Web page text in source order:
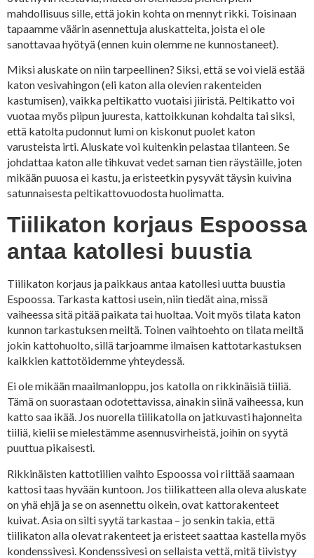
mahdollisuus sille, että jokin kohta on mennyt rikki. Toisinaan
tapaamme väärin asennettuja aluskatteita, joista ei ole
sanottavaa hyötyä (ennen kuin olemme ne kunnostaneet).
Miksi aluskate on niin tarpeellinen? Siksi, että se voi vielä estää
katon vesivahingon (eli katon alla olevien rakenteiden
kastumisen), vaikka peltikatto vuotaisi jiiristä. Peltikatto voi
vuotaa myös piipun juuresta, kattoikkunan kohdalta tai siksi,
että katolta pudonnut lumi on kiskonut puolet katon
varusteista irti. Aluskate voi kuitenkin pelastaa tilanteen. Se
johdattaa katon alle tihkuvat vedet saman tien räystäille, joten
mikään puuosa ei kastu, ja eristeetkin pysyvät täysin kuivina
satunnaisesta peltikattovuodosta huolimatta.
Tiilikaton korjaus Espoossa
antaa katollesi buustia
Tiilikaton korjaus ja paikkaus antaa katollesi uutta buustia
Espoossa. Tarkasta kattosi usein, niin tiedät aina, missä
vaiheessa sitä pitää paikata tai huoltaa. Voit myös tilata katon
kunnon tarkastuksen meiltä. Toinen vaihtoehto on tilata meiltä
jokin kattohuolto, sillä tarjoamme ilmaisen kattotarkastuksen
kaikkien kattotöidemme yhteydessä.
Ei ole mikään maailmanloppu, jos katolla on rikkinäisiä tiiliä.
Tämä on suorastaan odotettavissa, ainakin siinä vaiheessa, kun
katto saa ikää. Jos nuorella tiilikatolla on jatkuvasti hajonneita
tiiliä, kielii se mielestämme asennusvirheistä, joihin on syytä
puuttua pikaisesti.
Rikkinäisten kattotiilien vaihto Espoossa voi riittää saamaan
kattosi taas hyvään kuntoon. Jos tiilikatteen alla oleva aluskate
on yhä ehjä ja se on asennettu oikein, ovat kattorakenteet
kuivat. Asia on silti syytä tarkastaa – jo senkin takia, että
tiilikaton alla olevat rakenteet ja eristeet saattaa kastella myös
kondenssivesi. Kondenssivesi on sellaista vettä, mitä tiivistyy